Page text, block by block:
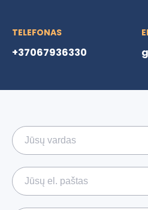
TELEFONAS
+37067936330